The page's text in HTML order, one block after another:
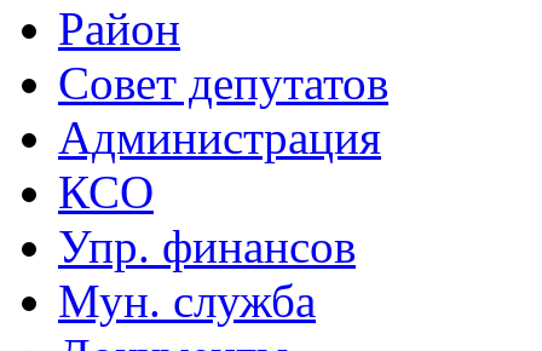
Район
Совет депутатов
Администрация
КСО
Упр. финансов
Мун. служба